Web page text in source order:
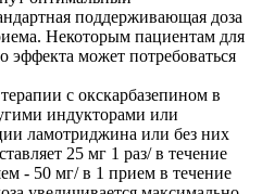
поддерживающая доза
Некоторым пациентам для
эффекта может потребоваться
с окскарбазепином в
индукторами или
ламотриджина или без них
25 мг 1 раз/ в течение
- 50 мг/ в 1 прием в течение